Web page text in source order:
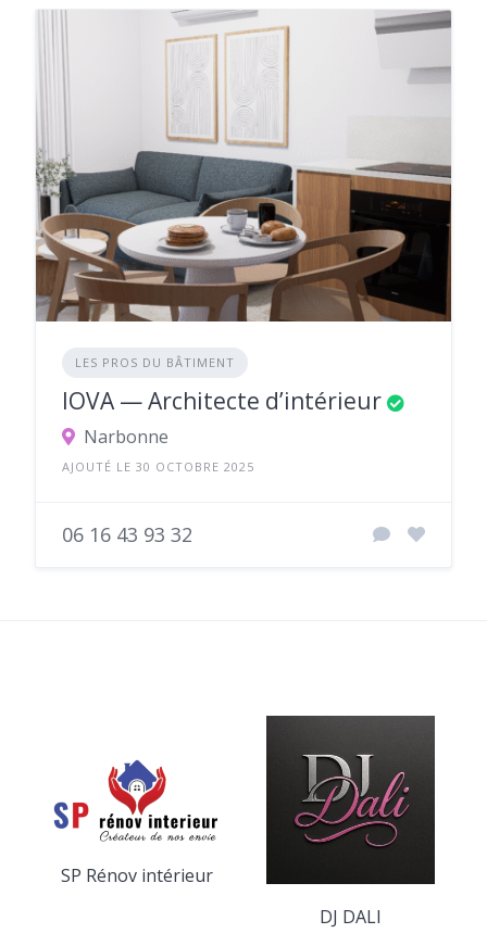
LES PROS DU BÂTIMENT
IOVA — Architecte d’intérieur
Narbonne
AJOUTÉ LE 30 OCTOBRE 2025
06 16 43 93 32
SP Rénov intérieur
DJ DALI